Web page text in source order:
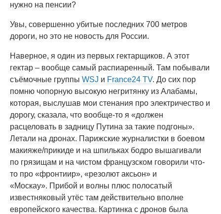
нужно на пенсии?
Увы, совершенно убитые последних 700 метров
дороги, но это не новость для России.
Наверное, я один из первых гектарщиков. А этот
гектар – вообще самый распиаренный. Там побывали
съёмочные группы WSJ и France24 TV. До сих пор
помню чопорную высокую негритянку из Алабамы,
которая, выслушав мои стенания про электричество и
дорогу, сказала, что вообще-то я «должен
расцеловать в задницу Путина за такие подгоны».
Летали на дронах. Парижские журналистки в боевом
макияже/прикиде и на шпильках бодро вышагивали
по грязищам и на чистом французском говорили что-
то про «фронтиир», «резолют аксьон» и
«Москау». Прибой и волны плюс полосатый
известняковый утёс там действительно вполне
европейского качества. Картинка с дронов была